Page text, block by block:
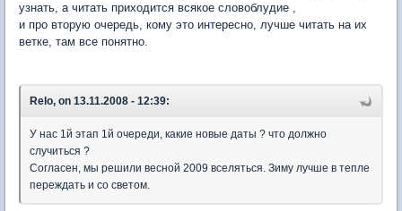
узнать, а читать приходится всякое словоблудие ,
и про вторую очередь, кому это интересно, лучше читать на их
ветке, там все понятно.
Relo, on 13.11.2008 - 12:39:
У нас 1й этап 1й очереди, какие новые даты ? что должно
случиться ?
Согласен, мы решили весной 2009 вселяться. Зиму лучше в тепле
переждать и со светом.